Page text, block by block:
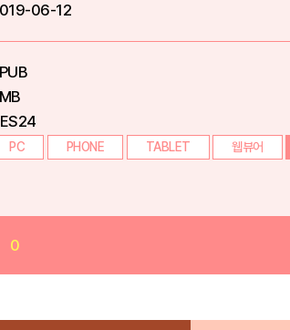
06-12
PC PHONE TABLET 웹뷰어
0